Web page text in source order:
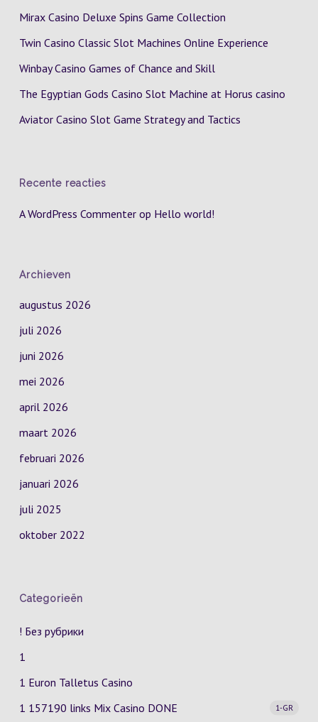
Mirax Casino Deluxe Spins Game Collection
Twin Casino Classic Slot Machines Online Experience
Winbay Casino Games of Chance and Skill
The Egyptian Gods Casino Slot Machine at Horus casino
Aviator Casino Slot Game Strategy and Tactics
Recente reacties
A WordPress Commenterop Hello world!
Archieven
augustus 2026
juli 2026
juni 2026
mei 2026
april 2026
maart 2026
februari 2026
januari 2026
juli 2025
oktober 2022
Categorieën
! Без рубрики
1
1 Euron Talletus Casino
1 157190 links Mix Casino
1-GR
DONE